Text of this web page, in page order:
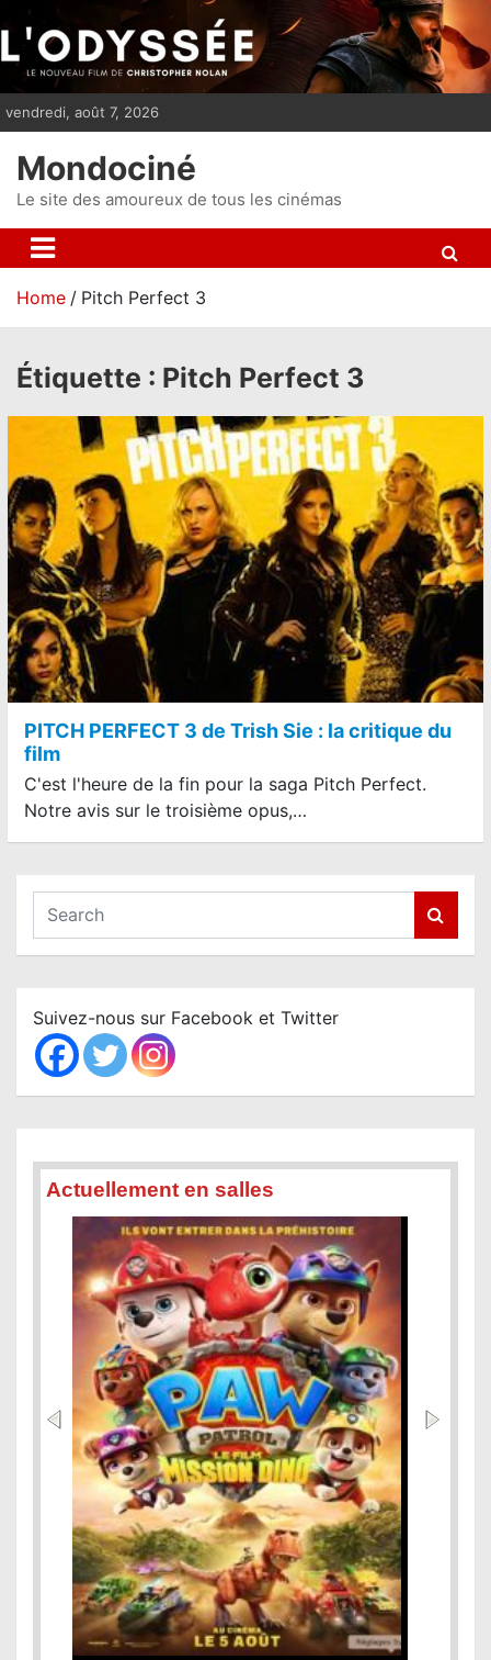
i
p
n
t
vendredi, août 7, 2026
Mondociné
Le site des amoureux de tous les cinémas
Home Pitch Perfect 3
Étiquette : Pitch Perfect 3
PITCH PERFECT 3 de Trish Sie : la critique du
film
C'est l'heure de la fin pour la saga Pitch Perfect.
Notre avis sur le troisième opus,…
a
c
h
Suivez-nous sur Facebook et Twitter
Actuellement en salles